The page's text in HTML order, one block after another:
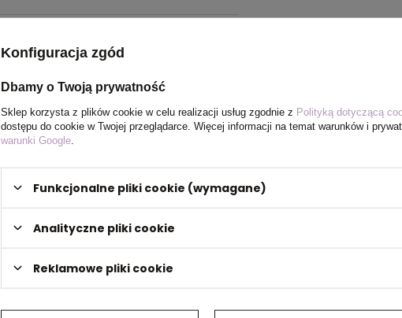
9,8
Konfiguracja zgód
Dbamy o Twoją prywatność
Sklep korzysta z plików cookie w celu realizacji usług zgodnie z Polityką dotyczącą
dostępu do cookie w Twojej przeglądarce. Więcej informacji na temat warunków i
warunki Google
Funkcjonalne pliki cookie (wymagane)
Analityczne pliki cookie
Reklamowe pliki cookie